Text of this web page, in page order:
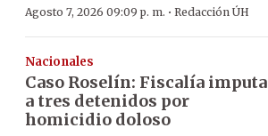
Agosto 7, 2026 09:09 p. m. · Redacción ÚH
Nacionales
Caso Roselín: Fiscalía imputa
a tres detenidos por
homicidio doloso